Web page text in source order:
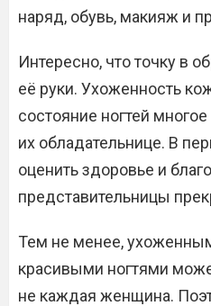
наряд, обувь, макияж и
Интересно, что точку в
её руки. Ухоженность
состояние ногтей
их обладательнице. В
оценить здоровье и
представительницы
Тем не менее,
красивыми ногтями
не каждая женщина.